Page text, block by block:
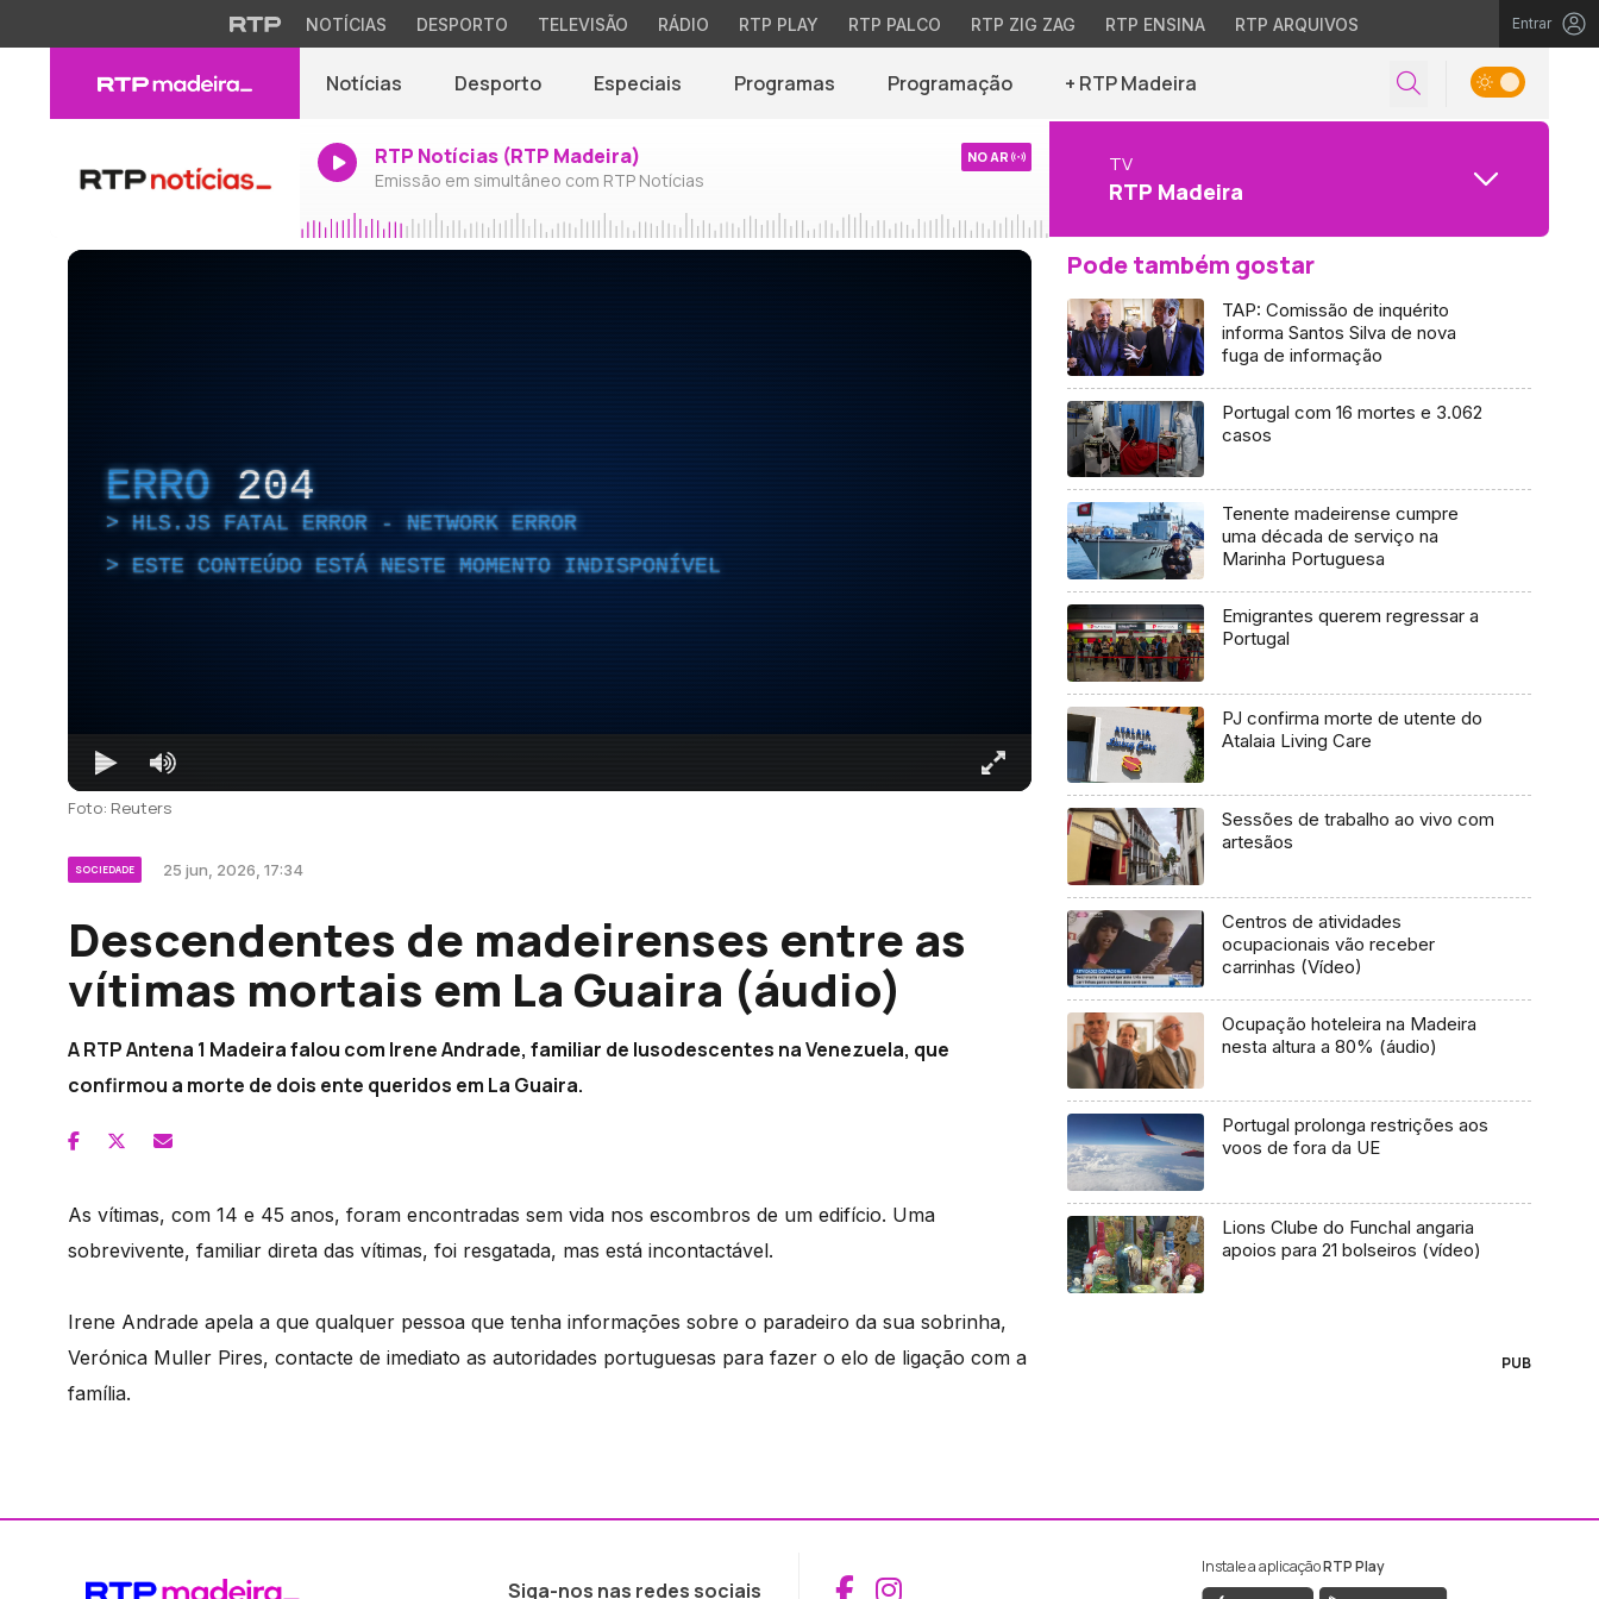
NOTÍCIAS DESPORTO TELEVISÃO RÁDIO RTP PLAY RTP PALCO RTP ZIG ZAG RTP ENSINA RTP ARQUIVOS Entrar
Notícias Desporto Especiais Programas Programação + RTP Madeira
RTP Notícias (RTP Madeira)
Emissão em simultâneo com RTP Notícias
NO AR TV
RTP Madeira
ERRO 204
HLS.JS FATAL ERROR - NETWORK ERROR
ESTE CONTEÚDO ESTÁ NESTE MOMENTO INDISPONÍVEL
Foto: Reuters
SOCIEDADE 25 jun, 2026, 17:34
Descendentes de madeirenses entre as
vítimas mortais em La Guaira (áudio)
A RTP Antena 1 Madeira falou com Irene Andrade, familiar de lusodescentes na Venezuela, que
confirmou a morte de dois ente queridos em La Guaira.
As vítimas, com 14 e 45 anos, foram encontradas sem vida nos escombros de um edifício. Uma
sobrevivente, familiar direta das vítimas, foi resgatada, mas está incontactável.
Irene Andrade apela a que qualquer pessoa que tenha informações sobre o paradeiro da sua sobrinha,
Verónica Muller Pires, contacte de imediato as autoridades portuguesas para fazer o elo de ligação com a
família.
Pode também gostar
TAP: Comissão de inquérito
informa Santos Silva de nova
fuga de informação
Portugal com 16 mortes e 3.062
casos
Tenente madeirense cumpre
uma década de serviço na
Marinha Portuguesa
Emigrantes querem regressar a
Portugal
PJ confirma morte de utente do
Atalaia Living Care
Sessões de trabalho ao vivo com
artesãos
Centros de atividades
ocupacionais vão receber
carrinhas (Vídeo)
Ocupação hoteleira na Madeira
nesta altura a 80% (áudio)
Portugal prolonga restrições aos
voos de fora da UE
Lions Clube do Funchal angaria
apoios para 21 bolseiros (vídeo)
PUB
Siga-nos nas redes sociais Aceder ao Facebook da RTP Madeira
Aceder ao Instagram da RTP Madeira
Instale a aplicaçãoRTP Play